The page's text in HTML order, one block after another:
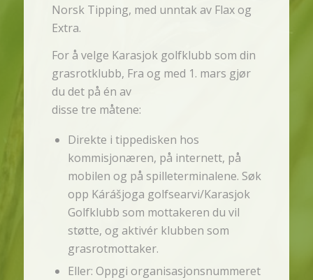
Norsk Tipping, med unntak av Flax og
Extra.
For å velge Karasjok golfklubb som din
grasrotklubb, Fra og med 1. mars gjør
du det på én av
disse tre måtene:
Direkte i tippedisken hos
kommisjonæren, på internett, på
mobilen og på spilleterminalene. Søk
opp Kárášjoga golfsearvi/Karasjok
Golfklubb som mottakeren du vil
støtte, og aktivér klubben som
grasrotmottaker.
Eller: Oppgi organisasjonsnummeret